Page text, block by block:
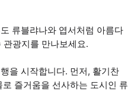
류블랴나와 엽서처럼 아름다
광지를 만나보세요.
을 시작합니다. 먼저, 활기찬
즐거움을 선사하는 도시인 류